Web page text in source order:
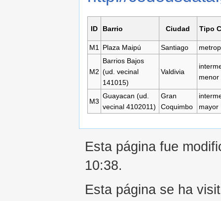
ID Barrio Ciudad Tipo
M1 Plaza Maipú Santiago
M2
Barrios Bajos
(ud. vecinal
141015)
Valdivia
menor
M3
Guayacan (ud.
vecinal 4102011)
Gran
Coquimbo
mayor
Esta página fue
10:38.
Esta página se ha